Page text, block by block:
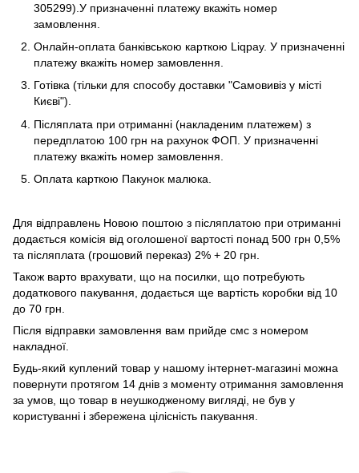
305299).У призначенні платежу вкажіть номер
замовлення.
Онлайн-оплата банківською карткою Liqpay. У призначенні
платежу вкажіть номер замовлення.
Готівка (тільки для способу доставки "Самовивіз у місті
Києві").
Післяплата при отриманні (накладеним платежем) з
передплатою 100 грн на рахунок ФОП. У призначенні
платежу вкажіть номер замовлення.
Оплата карткою Пакунок малюка.
Для відправлень Новою поштою з післяплатою при отриманні
додається комісія від оголошеної вартості понад 500 грн 0,5%
та післяплата (грошовий переказ) 2% + 20 грн.
Також варто врахувати, що на посилки, що потребують
додаткового пакування, додається ще вартість коробки від 10
до 70 грн.
Після відправки замовлення вам прийде смс з номером
накладної.
Будь-який куплений товар у нашому інтернет-магазині можна
повернути протягом 14 днів з моменту отримання замовлення
за умов, що товар в неушкодженому вигляді, не був у
користуванні і збережена цілісність пакування.